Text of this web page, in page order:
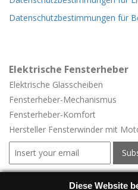
Datenschutzbestimmungen für
Elektrische Fensterheber
Elektrische Glasscheiben
Fensterheber-Mechanismus
Fensterheber-Komfort
Hersteller Fensterwinder mit
Elektrische Fensterheber
Diese Website